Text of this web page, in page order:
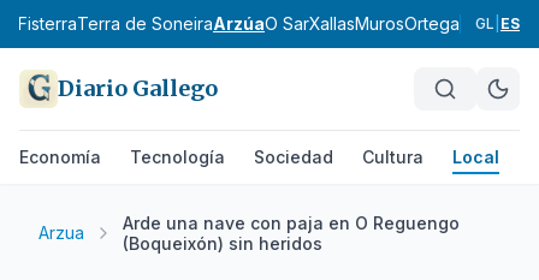
FisterraTerra de SoneiraArzúaO SarXallasMurosOrtegal Terra
GL ES
Diario Gallego
Economía Tecnología Sociedad Cultura Local
Arzua
Arde una nave con paja en O Reguengo
(Boqueixón) sin heridos